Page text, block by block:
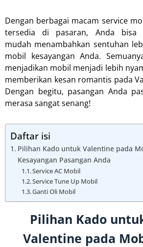
Dengan berbagai macam service
tersedia di pasaran, Anda bisa
mudah menambahkan sentuhan
mobil kesayangan Anda.
menjadikan mobil menjadi lebih
memberikan kesan romantis pada
Dengan begitu, pasangan Anda
merasa sangat senang!
Daftar isi
Pilihan Kado untuk Valentine pada
Kesayangan Pasangan Anda
Service AC Mobil
Service Tune Up Mobil
Ganti Oli Mobil
Pilihan Kado
Valentine pada